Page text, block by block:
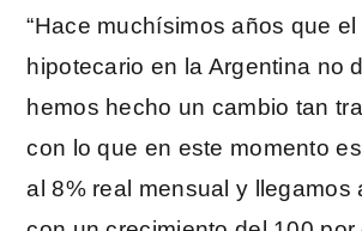
“Hace muchísimos años que
hipotecario en la Argentina no
hemos hecho un cambio tan
con lo que en este momento
al 8% real mensual y llegamos